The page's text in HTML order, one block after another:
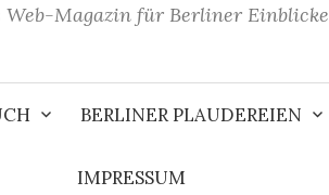
Web-Magazin für Berliner Einblicke
BERLINER PLAUDEREIEN
IMPRESSUM